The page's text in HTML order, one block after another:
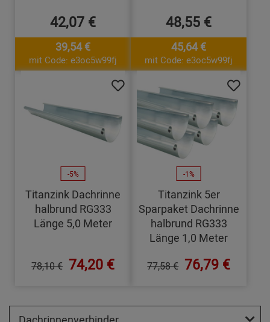
42,07 €
39,54 €
mit Code: e3oc5w99fj
48,55 €
45,64 €
mit Code: e3oc5w99fj
-5%
Titanzink Dachrinne
halbrund RG333
Länge 5,0 Meter
78,10 € 74,20 €
-1%
Titanzink 5er
Sparpaket Dachrinne
halbrund RG333
Länge 1,0 Meter
77,58 € 76,79 €